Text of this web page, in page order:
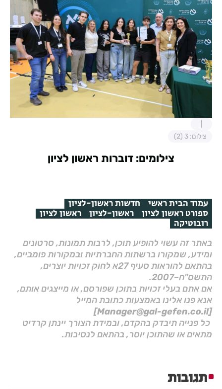
צילום: 3 (2)
צילומים: דוברות ראשון לציון
עמוד הבית ראשי חדשות ראשון-לציון
ספורט ראשון לציון ראשון-לציון ראשון לציון
רובוטיקה
באתר זה עשוי להופיע תוכן, לרבות תמונות, סרטונים
ומידע, שמקורו ברשתות החברתיות ובמקורות פומביים,
בהתאם להוראות סעיף 27א לחוק זכויות יוצרים,
התשס"ח–2007.
אם אתם בעלי זכויות בתוכן שפורסם, או מייצגים אותם,
אנא פנו אלינו באמצעות כתובת המייל
[Manager@gal-gefen.co.il]
כל פנייה תיבדק בהקדם, ובמידת הצורך יינתן קרדיט
מתאים או שהתוכן יוסר, בהתאם לנסיבות.
תגובות